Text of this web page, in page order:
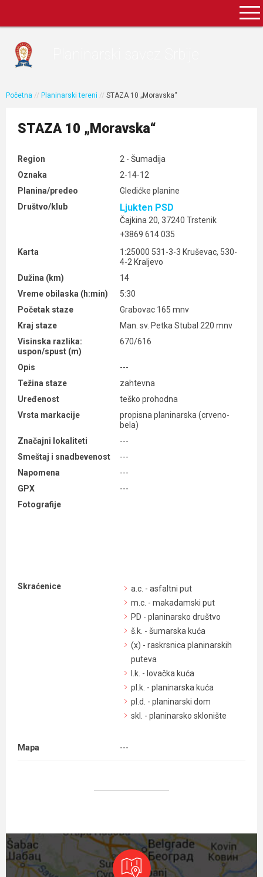
Početna // Planinarski tereni // STAZA 10 „Moravska“
STAZA 10 „Moravska“
Region
2 - Šumadija
Oznaka
2-14-12
Planina/predeo
Gledićke planine
Društvo/klub
Ljukten PSD
Čajkina 20, 37240 Trstenik
+3869 614 035
Karta
1:25000 531-3-3 Kruševac, 530-
4-2 Kraljevo
Dužina (km)
14
Vreme obilaska (h:min)
5:30
Početak staze
Grabovac 165 mnv
Kraj staze
Man. sv. Petka Stubal 220 mnv
Visinska razlika:
uspon/spust (m)
670/616
Opis
---
Težina staze
zahtevna
Uređenost
teško prohodna
Vrsta markacije
propisna planinarska (crveno-
bela)
Značajni lokaliteti
---
Smeštaj i snadbevenost
---
Napomena
---
GPX
---
Fotografije
Skraćenice
a.c. - asfaltni put
m.c. - makadamski put
PD - planinarsko društvo
š.k. - šumarska kuća
(x) - raskrsnica planinarskih
puteva
l.k. - lovačka kuća
pl.k. - planinarska kuća
pl.d. - planinarski dom
skl. - planinarsko sklonište
Mapa ---